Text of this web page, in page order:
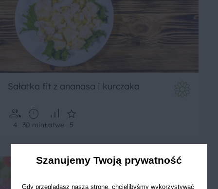
Sałatka fit z ananasa i kurczaka
4 30 minŁatwe 5
Szanujemy Twoją prywatność
Gdy przeglądasz naszą stronę, chcielibyśmy wykorzystywać